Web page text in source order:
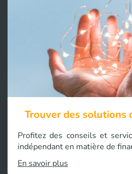
Trouver des solutions
Profitez des conseils et
indépendant en matière de
En savoir plus